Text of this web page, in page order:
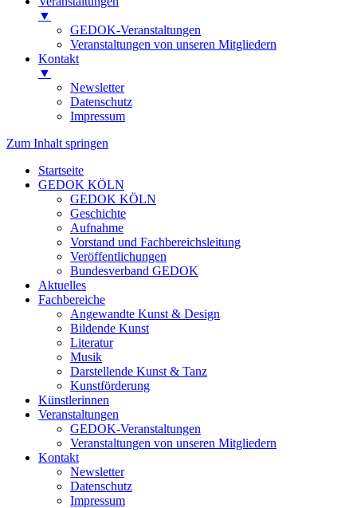
▼
GEDOK-Veranstaltungen
Veranstaltungen von unseren Mitgliedern
Kontakt
▼
Newsletter
Datenschutz
Impressum
Zum Inhalt springen
Startseite
GEDOK KÖLN
GEDOK KÖLN
Geschichte
Aufnahme
Vorstand und Fachbereichsleitung
Veröffentlichungen
Bundesverband GEDOK
Aktuelles
Fachbereiche
Angewandte Kunst & Design
Bildende Kunst
Literatur
Musik
Darstellende Kunst & Tanz
Kunstförderung
Künstlerinnen
Veranstaltungen
GEDOK-Veranstaltungen
Veranstaltungen von unseren Mitgliedern
Kontakt
Newsletter
Datenschutz
Impressum